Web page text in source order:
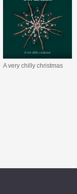
A very chilly christmas